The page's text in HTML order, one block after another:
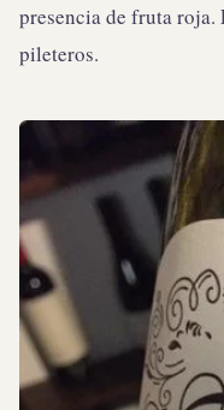
presencia de fruta roja.
pileteros.